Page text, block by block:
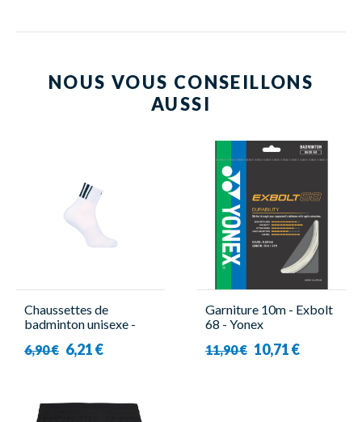
NOUS VOUS CONSEILLONS
AUSSI
Chaussettes de
badminton unisexe -
6,90 € 6,21 €
Garniture 10m - Exbolt
68 - Yonex
11,90 € 10,71 €